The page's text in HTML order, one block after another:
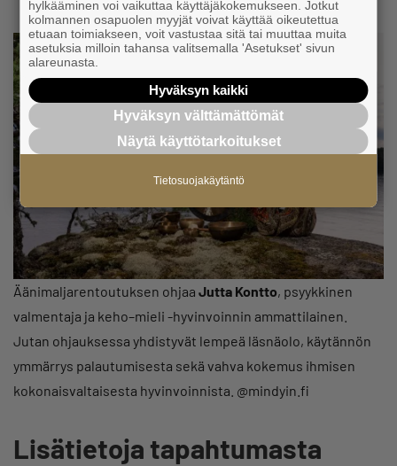
Äänimaljarentoutuksen ohjaa Jutta Kontto, psyykkinen
valmentaja ja keho–mieli -hyvinvoinnin ammattilainen.
Jutan ohjauksessa yhdistyvät lempeä läsnäolo, käytännön
ymmärrys palautumisesta sekä vahva kokemus ihmisen
kokonaisvaltaisesta hyvinvoinnista. @mindyin.fi
Lisätietoja tapahtumasta
hylkääminen voi vaikuttaa käyttäjäkokemukseen. Jotkut
kolmannen osapuolen myyjät voivat käyttää oikeutettua
etuaan toimiakseen, voit vastustaa sitä tai muuttaa muita
asetuksia milloin tahansa valitsemalla 'Asetukset' sivun
alareunasta.
Hyväksyn kaikki
Hyväksyn välttämättömät
Näytä käyttötarkoitukset
Tietosuojakäytäntö